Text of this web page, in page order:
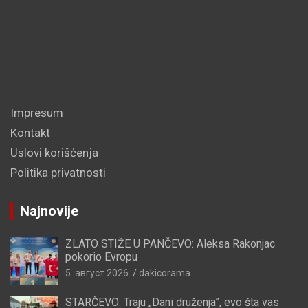
Impresum
Kontakt
Uslovi korišćenja
Politika privatnosti
Najnovije
ZLATO STIŽE U PANČEVO: Aleksa Rakonjac
pokorio Evropu
5. август 2026. dakicorama
STARČEVO: Traju „Dani druženja”, evo šta vas